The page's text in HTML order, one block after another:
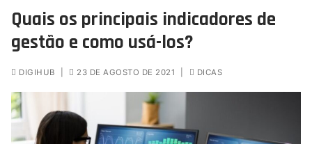
Quais os principais indicadores de
gestão e como usá-los?
DIGIHUB 23 DE AGOSTO DE 2021 DICAS